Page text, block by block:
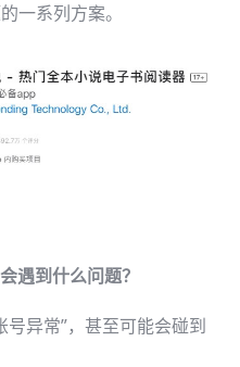
一系列方案。
遇到什么问题？
号异常”，甚至可能会碰到